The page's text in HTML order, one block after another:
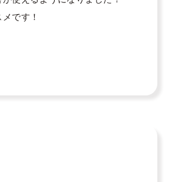
です！